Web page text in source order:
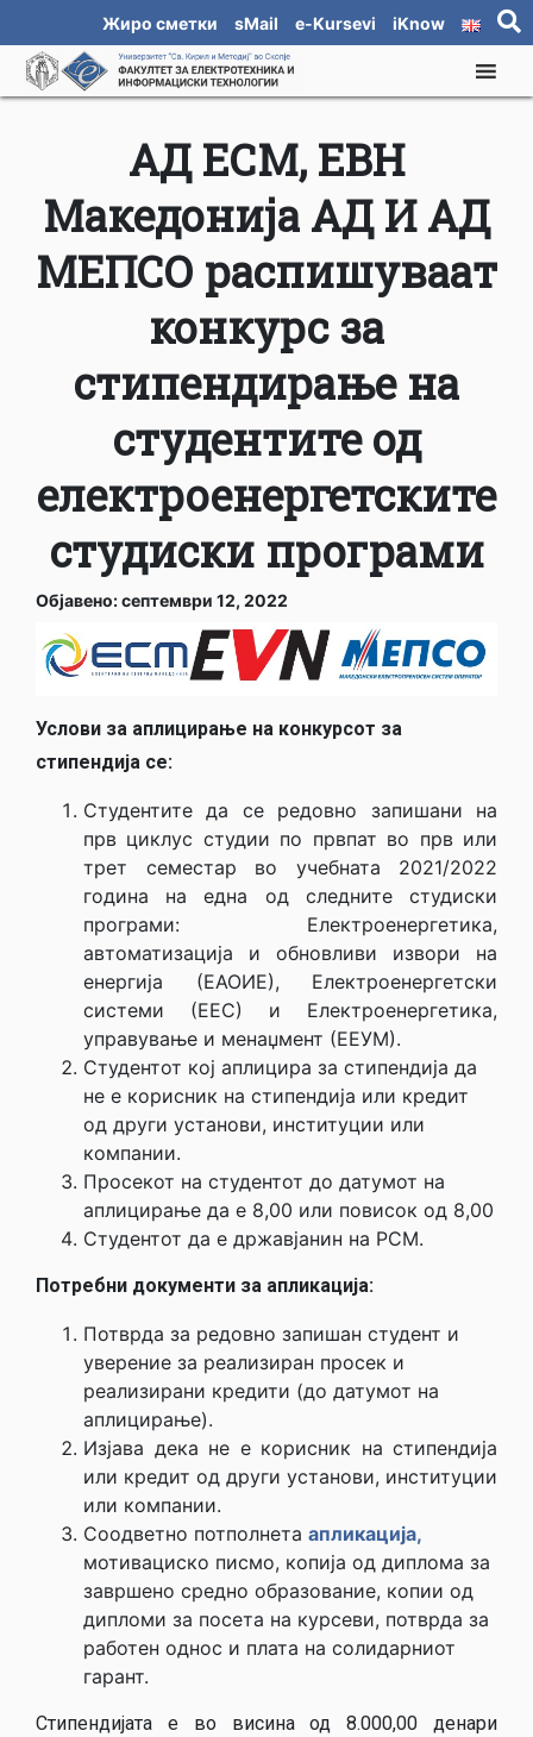
Жиро сметки sMail e-Kursevi iKnow
АД ЕСМ, ЕВН
Македонија АД И АД
МЕПСО распишуваат
конкурс за
стипендирање на
студентите од
електроенергетските
студиски програми
Објавено: септември 12, 2022
Услови за аплицирање на конкурсот за
стипендија се:
Студентите да се редовно запишани на
прв циклус студии по првпат во прв или
трет семестар во учебната 2021/2022
година на една од следните студиски
програми: Електроенергетика,
автоматизација и обновливи извори на
енергија (ЕАОИЕ), Електроенергетски
системи (ЕЕС) и Електроенергетика,
управување и менаџмент (ЕЕУМ).
Студентот кој аплицира за стипендија да
не е корисник на стипендија или кредит
од други установи, институции или
компании.
Просекот на студентот до датумот на
аплицирање да е 8,00 или повисок од 8,00
Студентот да е државјанин на РСМ.
Потребни документи за апликација:
Потврда за редовно запишан студент и
уверение за реализиран просек и
реализирани кредити (до датумот на
аплицирање).
Изјава дека не е корисник на стипендија
или кредит од други установи, институции
или компании.
Соодветно потполнета апликација,
мотивациско писмо, копија од диплома за
завршено средно образование, копии од
дипломи за посета на курсеви, потврда за
работен однос и плата на солидарниот
гарант.
Стипендијата е во висина од 8.000,00 денари